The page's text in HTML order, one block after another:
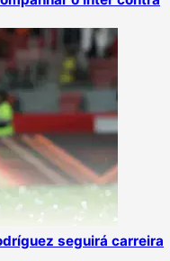
seguirá carreira